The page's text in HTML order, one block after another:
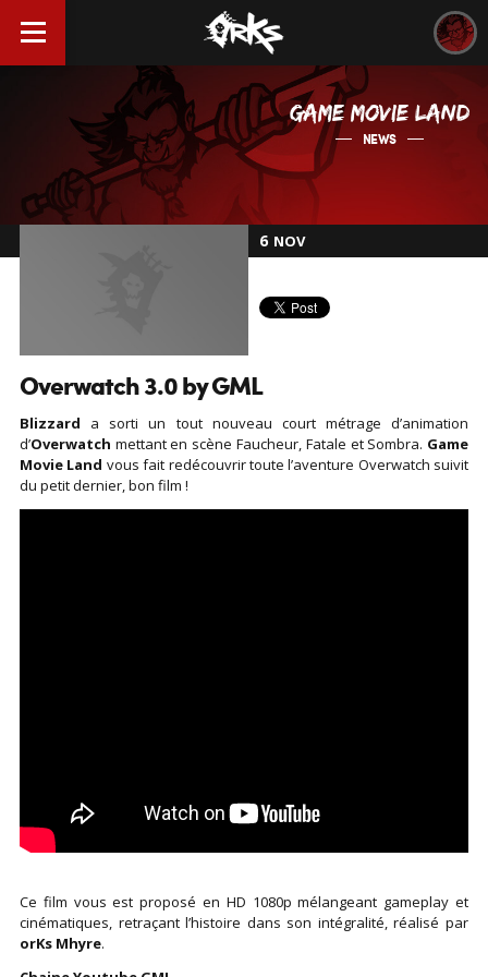
GAME MOVIE LAND
NEWS
6 NOV
Overwatch 3.0 by GML
Blizzard a sorti un tout nouveau court métrage d’animation
d’Overwatch mettant en scène Faucheur, Fatale et Sombra. Game
Movie Land vous fait redécouvrir toute l’aventure Overwatch suivit
du petit dernier, bon film !
Ce film vous est proposé en HD 1080p mélangeant gameplay et
cinématiques, retraçant l’histoire dans son intégralité, réalisé par
orKs Mhyre.